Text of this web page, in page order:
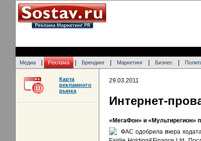
Медиа Реклама Брендинг Маркетинг Бизнес
29.03.2011
Интернет-
«МегаФон» и «Мультирегион»
ФАС одобрила вчера
Карта
рекламного
рынка